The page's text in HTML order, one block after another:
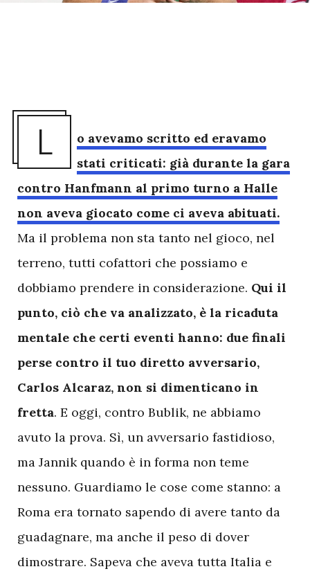
L
o avevamo scritto ed eravamo
stati criticati: già durante la gara
contro Hanfmann al primo turno a Halle
non aveva giocato come ci aveva abituati.
Ma il problema non sta tanto nel gioco, nel
terreno, tutti cofattori che possiamo e
dobbiamo prendere in considerazione. Qui il
punto, ciò che va analizzato, è la ricaduta
mentale che certi eventi hanno: due finali
perse contro il tuo diretto avversario,
Carlos Alcaraz, non si dimenticano in
fretta. E oggi, contro Bublik, ne abbiamo
avuto la prova. Sì, un avversario fastidioso,
ma Jannik quando è in forma non teme
nessuno. Guardiamo le cose come stanno: a
Roma era tornato sapendo di avere tanto da
guadagnare, ma anche il peso di dover
dimostrare. Sapeva che aveva tutta Italia e